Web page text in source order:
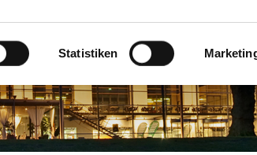
Ihnen getroffene Auswahl der gewünschten
oder
werden.
Statistiken